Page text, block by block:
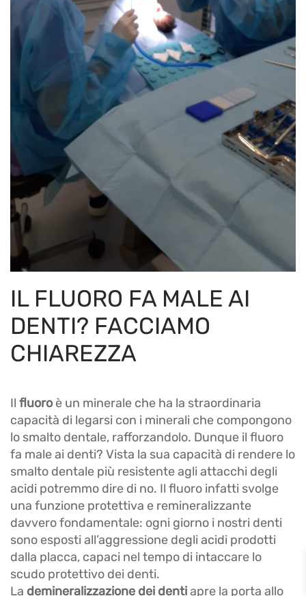
IL FLUORO FA MALE AI
DENTI? FACCIAMO
CHIAREZZA
Il fluoro è un minerale che ha la straordinaria
capacità di legarsi con i minerali che compongono
lo smalto dentale, rafforzandolo. Dunque il fluoro
fa male ai denti? Vista la sua capacità di rendere lo
smalto dentale più resistente agli attacchi degli
acidi potremmo dire di no. Il fluoro infatti svolge
una funzione protettiva e remineralizzante
davvero fondamentale: ogni giorno i nostri denti
sono esposti all’aggressione degli acidi prodotti
dalla placca, capaci nel tempo di intaccare lo
scudo protettivo dei denti.
La demineralizzazione dei dentiapre la porta allo